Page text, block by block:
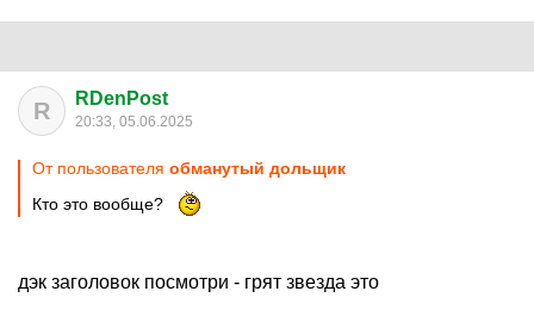
R RDenPost
20:33, 05.06.2025
От пользователя обманутый дольщик
Кто это вообще?
дэк заголовок посмотри - грят звезда это